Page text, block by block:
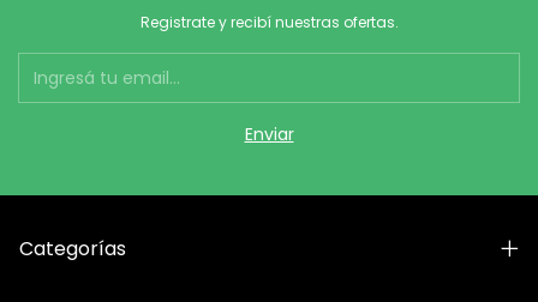
Registrate y recibí nuestras ofertas.
Categorías